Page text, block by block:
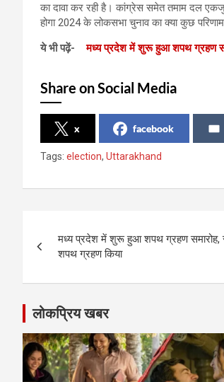
का दावा कर रही है। कांग्रेस समेत तमाम दल
होगा 2024 के लोकसभा चुनाव का क्या कुछ
ये भी पढ़ें-मध्य प्रदेश में शुरू हुआ शपथ ग्रहण
Share on Social Media
x facebook
Tags: election, Uttarakhand
navigation
मध्य प्रदेश में शुरू हुआ शपथ ग्रहण समारोह,
शपथ ग्रहण किया
लोकप्रिय खबर